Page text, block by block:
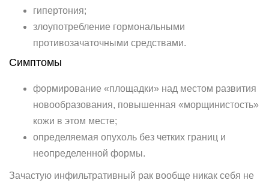
гипертония;
злоупотребление гормональными
противозачаточными средствами.
Симптомы
формирование «площадки» над местом развития
новообразования, повышенная «морщинистость»
кожи в этом месте;
определяемая опухоль без четких границ и
неопределенной формы.
Зачастую инфильтративный рак вообще никак себя не